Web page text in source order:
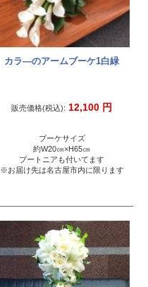
カラ―のアームブーケ1白緑
販売価格(税込): 12,100 円
ブーケサイズ
約W20㎝×H65㎝
ブートニアも付いてます
※お届け先は名古屋市内に限ります